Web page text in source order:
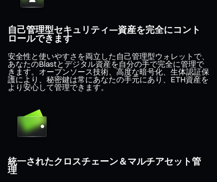
自己管理型セキュリティ—資産を完全にコント
ロールできます
安全性と使いやすさを両立した自己管理型ウォレットで、
あなたのBlastとデジタル資産を自分の手で完全に管理で
きます。オープンソース技術、高度な暗号化、生体認証保
護により、秘密鍵は常にあなたの手元にあり、ETH資産を
より安心して管理できます。
統一されたクロスチェーン＆マルチアセット管
理